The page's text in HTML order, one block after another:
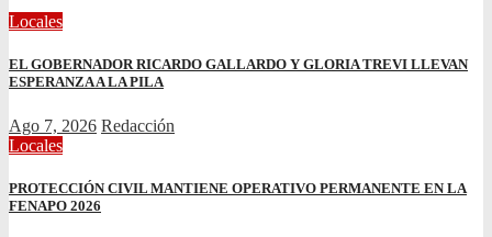
Locales
EL GOBERNADOR RICARDO GALLARDO Y GLORIA TREVI LLEVAN
ESPERANZA A LA PILA
Ago 7, 2026 Redacción
Locales
PROTECCIÓN CIVIL MANTIENE OPERATIVO PERMANENTE EN LA
FENAPO 2026